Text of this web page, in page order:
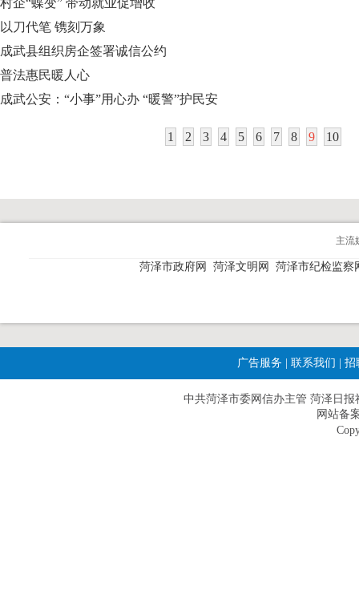
村企“蝶变” 带动就业促增收
以刀代笔 镌刻万象
成武县组织房企签署诚信公约
普法惠民暖人心
成武公安：“小事”用心办 “暖警”护民安
1 2 3 4 5 6 7 8 9 10
主流
菏泽市政府网 菏泽文明网 菏泽市纪检监
广告服务 联系我们 招
中共菏泽市委网信办主管 菏泽日报
网站备